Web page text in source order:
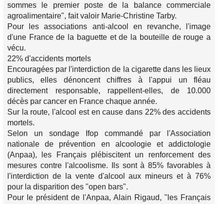
sommes le premier poste de la balance commerciale
agroalimentaire", fait valoir Marie-Christine Tarby.
Pour les associations anti-alcool en revanche, l'image
d'une France de la baguette et de la bouteille de rouge a
vécu.
22% d'accidents mortels
Encouragées par l'interdiction de la cigarette dans les lieux
publics, elles dénoncent chiffres à l'appui un fléau
directement responsable, rappellent-elles, de 10.000
décès par cancer en France chaque année.
Sur la route, l'alcool est en cause dans 22% des accidents
mortels.
Selon un sondage Ifop commandé par l'Association
nationale de prévention en alcoologie et addictologie
(Anpaa), les Français plébiscitent un renforcement des
mesures contre l'alcoolisme. Ils sont à 85% favorables à
l'interdiction de la vente d'alcool aux mineurs et à 76%
pour la disparition des "open bars".
Pour le président de l'Anpaa, Alain Rigaud, "les Français